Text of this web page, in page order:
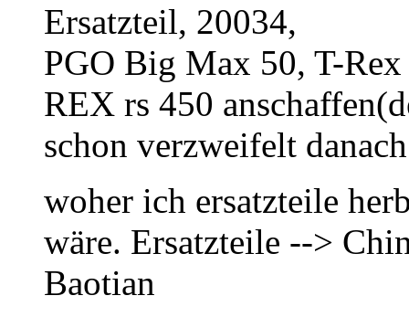
Ersatzteil, 20034,
PGO Big Max 50, T-
REX rs 450
schon verzweifelt danach
woher ich ersatzteile
wäre. Ersatzteile -->
Baotian